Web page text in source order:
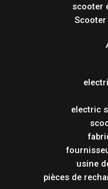
scooter
electric
usine
pièces de